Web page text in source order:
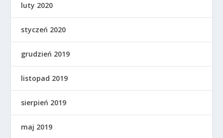
luty 2020
styczeń 2020
grudzień 2019
listopad 2019
sierpień 2019
maj 2019